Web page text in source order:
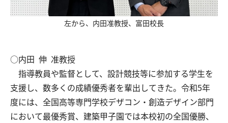
左から、内田准教授、富田校長
○内田 伸 准教授
指導教員や監督として、設計競技等に参加する学生を
支援し、数多くの成績優秀者を輩出してきた。令和5年
度には、全国高等専門学校デザコン・創造デザイン部門
において最優秀賞、建築甲子園では本校初の全国優勝、